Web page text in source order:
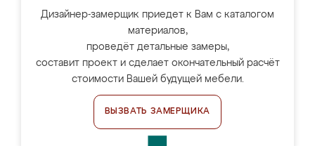
Дизайнер-замерщик приедет к Вам с каталогом
материалов,
проведёт детальные замеры,
составит проект и сделает окончательный расчёт
стоимости Вашей будущей мебели.
ВЫЗВАТЬ ЗАМЕРЩИКА